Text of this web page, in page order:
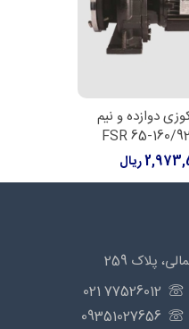
خرید
دوازده و نیم
ریال
پلاک 259
77526012 021
09351027656